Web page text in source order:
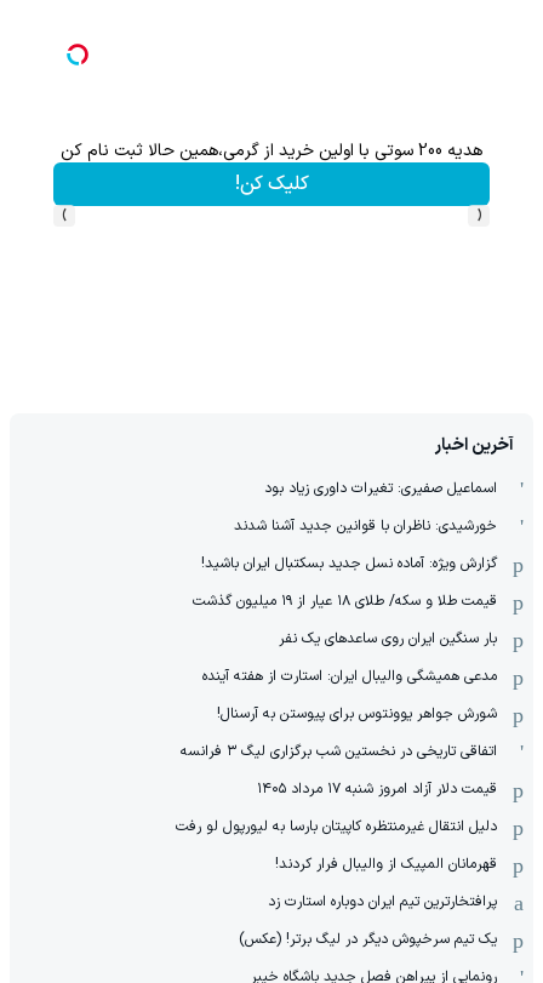
هدیه 200 سوتی با اولین خرید از گرمی،همین حالا ثبت نام کن
کلیک کن!
‹
›
آخرین اخبار
اسماعیل صفیری: تغیرات داوری زیاد بود
خورشیدی: ناظران با قوانین جدید آشنا شدند
گزارش ویژه‌: آماده نسل جدید بسکتبال ایران باشید!
قیمت طلا و سکه/ طلای ۱۸ عیار از ۱۹ میلیون گذشت
بار سنگین ایران روی ساعدهای یک نفر
مدعی همیشگی والیبال ایران: استارت از هفته آینده
شورش جواهر یوونتوس برای پیوستن به آرسنال!
اتفاقی تاریخی در نخستین شب برگزاری لیگ ۳ فرانسه
قیمت دلار آزاد امروز شنبه ۱۷ مرداد ۱۴۰۵
دلیل انتقال غیرمنتظره کاپیتان بارسا به لیورپول لو رفت
قهرمانان المپیک از والیبال فرار کردند!
پرافتخارترین تیم ایران دوباره استارت زد
یک تیم سرخپوش دیگر در لیگ برتر! (عکس)
رونمایی از پیراهن فصل جدید باشگاه خیبر